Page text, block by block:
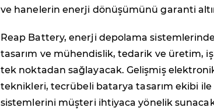
ve hanelerin enerji dönüşümünü garanti
Reap Battery, enerji depolama
tasarım ve mühendislik, tedarik ve üretim,
tek noktadan sağlayacak. Gelişmiş
teknikleri, tecrübeli batarya tasarım ekibi
sistemlerini müşteri ihtiyaca yönelik